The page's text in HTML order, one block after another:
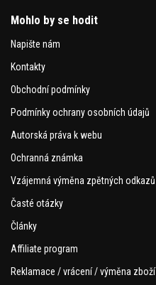
Mohlo by se hodit
Napište nám
Kontakty
Obchodní podmínky
Podmínky ochrany osobních údajů
Autorská práva k webu
Ochranná známka
Vzájemná výměna zpětných odkazů
Časté otázky
Články
Affiliate program
Reklamace / vrácení / výměna zboží